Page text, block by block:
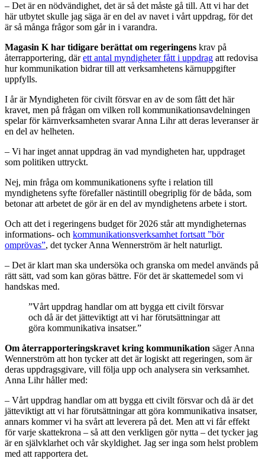
– Det är en nödvändighet, det är så det måste gå till. Att vi har det
här utbytet skulle jag säga är en del av navet i vårt uppdrag, för det
är så många frågor som går in i varandra.
Magasin K har tidigare berättat om regeringens krav på
återrapportering, därett antal myndigheter fått i uppdrag att redovisa
hur kommunikation bidrar till att verksamhetens kärnuppgifter
uppfylls.
I år är Myndigheten för civilt försvar en av de som fått det här
kravet, men på frågan om vilken roll kommunikationsavdelningen
spelar för kärnverksamheten svarar Anna Lihr att deras leveranser är
en del av helheten.
– Vi har inget annat uppdrag än vad myndigheten har, uppdraget
som politiken uttryckt.
Nej, min fråga om kommunikationens syfte i relation till
myndighetens syfte förefaller nästintill obegriplig för de båda, som
betonar att arbetet de gör är en del av myndighetens arbete i stort.
Och att det i regeringens budget för 2026 står att myndigheternas
informations- och kommunikationsverksamhet fortsatt ”bör
omprövas”, det tycker Anna Wennerström är helt naturligt.
– Det är klart man ska undersöka och granska om medel används på
rätt sätt, vad som kan göras bättre. För det är skattemedel som vi
handskas med.
”Vårt uppdrag handlar om att bygga ett civilt försvar
och då är det jätteviktigt att vi har förutsättningar att
göra kommunikativa insatser.”
Om återrapporteringskravet kring kommunikation säger Anna
Wennerström att hon tycker att det är logiskt att regeringen, som är
deras uppdragsgivare, vill följa upp och analysera sin verksamhet.
Anna Lihr håller med:
– Vårt uppdrag handlar om att bygga ett civilt försvar och då är det
jätteviktigt att vi har förutsättningar att göra kommunikativa insatser,
annars kommer vi ha svårt att leverera på det. Men att vi får effekt
för varje skattekrona – så att den verkligen gör nytta – det tycker jag
är en självklarhet och vår skyldighet. Jag ser inga som helst problem
med att rapportera det.